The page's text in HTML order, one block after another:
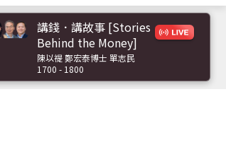
講錢．講故事 [Stories
Behind the Money]
陳以禔 鄭宏泰博士 單志民
1700 - 1800